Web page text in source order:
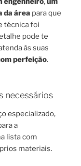
da área para que
técnica foi
pode te
às suas
perfeição.
necessários
especializado,
a
lista com
materiais.